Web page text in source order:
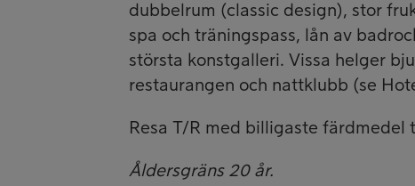
dubbelrum (classic design), stor
spa och träningspass, lån av
största konstgalleri. Vissa helger
restaurangen och nattklubb (se
Resa T/R med billigaste färdmedel
Åldersgräns 20 år.